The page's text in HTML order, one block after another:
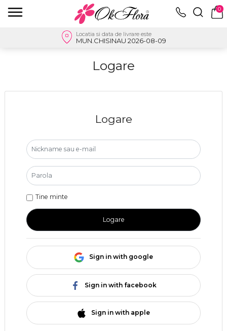
0
Locatia si data de livrare este
MUN.CHISINAU 2026-08-09
Logare
Logare
Tine minte
Logare
Sign in with google
Sign in with facebook
Sign in with apple